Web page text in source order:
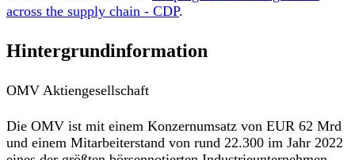
across the supply chain - CDP.
Hintergrundinformation
OMV Aktiengesellschaft
Die OMV ist mit einem Konzernumsatz von EUR 62 Mrd
und einem Mitarbeiterstand von rund 22.300 im Jahr 2022